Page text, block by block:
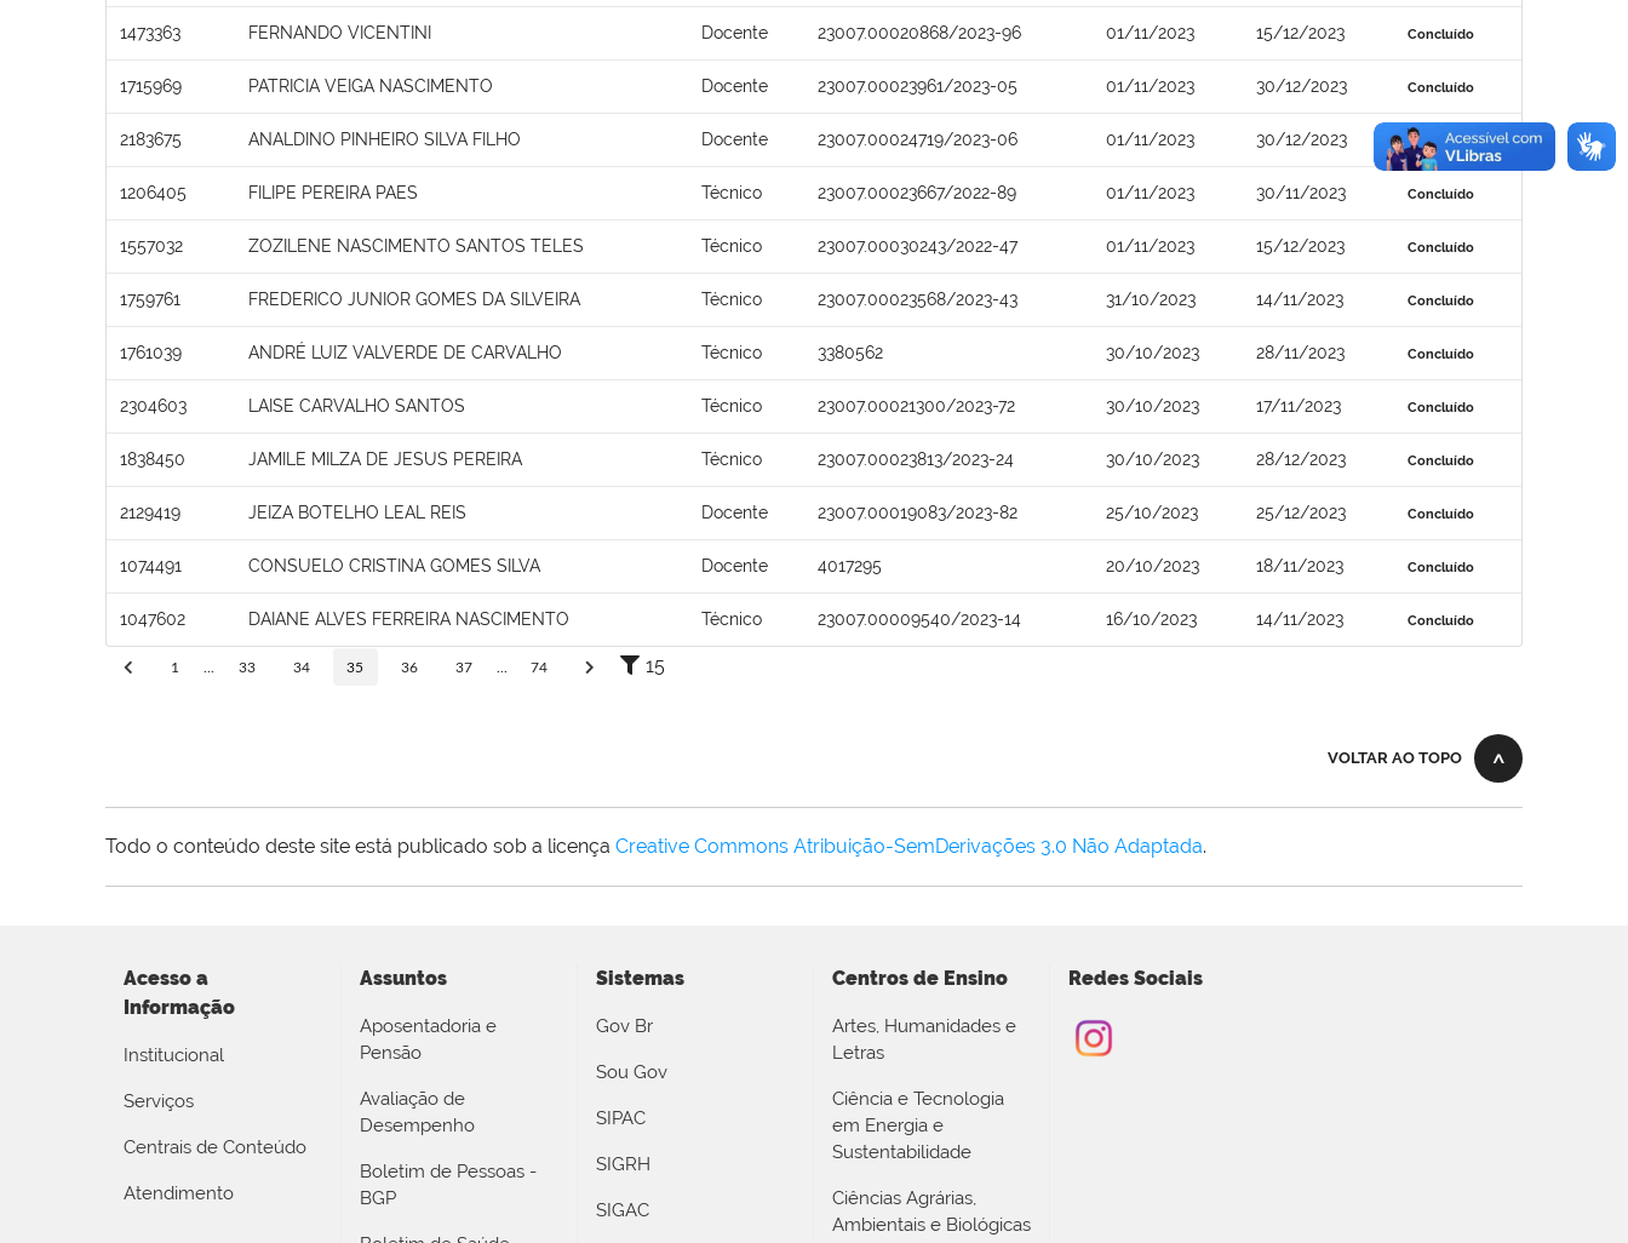
1473363 FERNANDO VICENTINI Docente 23007.00020868/2023-96 01/11/2023 15/12/2023 Concluído
1715969 PATRICIA VEIGA NASCIMENTO Docente 23007.00023961/2023-05 01/11/2023 30/12/2023 Concluído
2183675 ANALDINO PINHEIRO SILVA FILHO Docente 23007.00024719/2023-06 01/11/2023 30/12/2023 Concluído
1206405 FILIPE PEREIRA PAES Técnico 23007.00023667/2022-89 01/11/2023 30/11/2023 Concluído
1557032 ZOZILENE NASCIMENTO SANTOS TELES Técnico 23007.00030243/2022-47 01/11/2023 15/12/2023 Concluído
1759761 FREDERICO JUNIOR GOMES DA SILVEIRA Técnico 23007.00023568/2023-43 31/10/2023 14/11/2023 Concluído
1761039 ANDRÉ LUIZ VALVERDE DE CARVALHO Técnico 3380562 30/10/2023 28/11/2023 Concluído
2304603 LAISE CARVALHO SANTOS Técnico 23007.00021300/2023-72 30/10/2023 17/11/2023 Concluído
1838450 JAMILE MILZA DE JESUS PEREIRA Técnico 23007.00023813/2023-24 30/10/2023 28/12/2023 Concluído
2129419 JEIZA BOTELHO LEAL REIS Docente 23007.00019083/2023-82 25/10/2023 25/12/2023 Concluído
1074491 CONSUELO CRISTINA GOMES SILVA Docente 4017295 20/10/2023 18/11/2023 Concluído
1047602 DAIANE ALVES FERREIRA NASCIMENTO Técnico 23007.00009540/2023-14 16/10/2023 14/11/2023 Concluído
1 33 34 35 36 37 74 15
VOLTAR AO TOPO
Todo o conteúdo deste site está publicado sob a licença Creative Commons Atribuição-SemDerivações 3.0 Não Adaptada.
Acesso a
Informação
Institucional
Serviços
Centrais de Conteúdo
Atendimento
Assuntos
Aposentadoria e
Pensão
Avaliação de
Desempenho
Boletim de Pessoas -
BGP
Sistemas
Gov Br
Sou Gov
SIPAC
SIGRH
SIGAC
Centros de Ensino
Artes, Humanidades e
Letras
Ciência e Tecnologia
em Energia e
Sustentabilidade
Ciências Agrárias,
Ambientais e Biológicas
Redes Sociais